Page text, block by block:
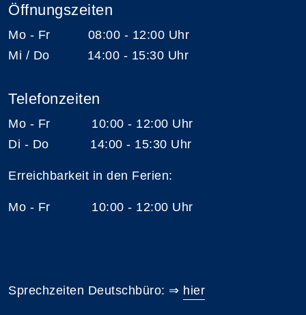
Öffnungszeiten
Mo - Fr 08:00 - 12:00 Uhr
Mi / Do 14:00 - 15:30 Uhr
Telefonzeiten
Mo - Fr 10:00 - 12:00 Uhr
Di - Do 14:00 - 15:30 Uhr
Erreichbarkeit in den Ferien:
Mo - Fr 10:00 - 12:00 Uhr
Sprechzeiten Deutschbüro: ⇒ hier